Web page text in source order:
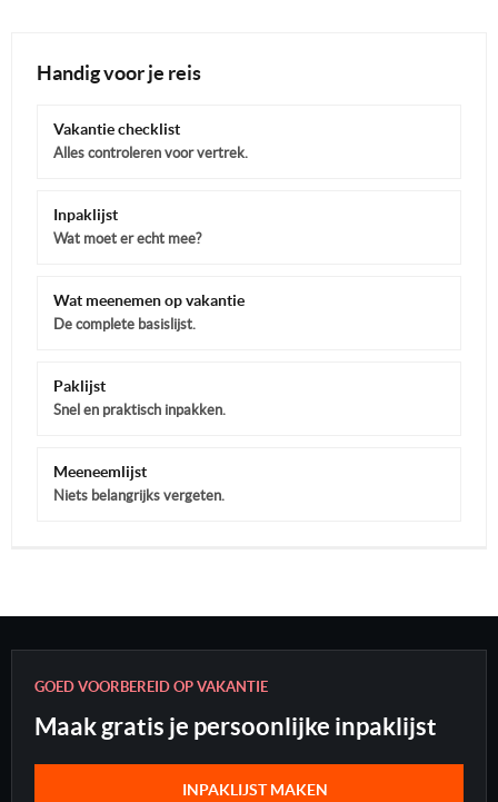
Handig voor je reis
Vakantie checklist
Alles controleren voor vertrek.
Inpaklijst
Wat moet er echt mee?
Wat meenemen op vakantie
De complete basislijst.
Paklijst
Snel en praktisch inpakken.
Meeneemlijst
Niets belangrijks vergeten.
GOED VOORBEREID OP VAKANTIE
Maak gratis je persoonlijke inpaklijst
INPAKLIJST MAKEN